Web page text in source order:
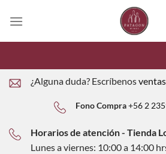
¿Alguna duda? Escríbenos
Fono Compra+56 2
Horarios de atención - Tienda
Lunes a viernes: 10:00 a 14:00